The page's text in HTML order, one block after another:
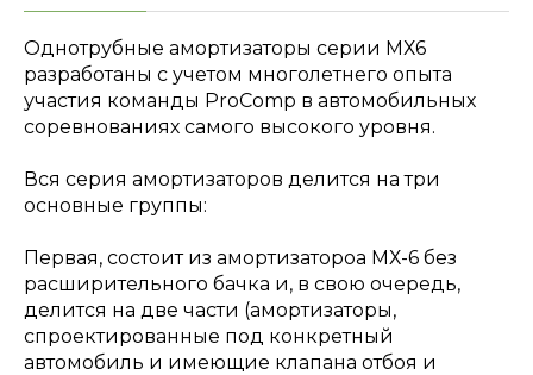
Однотрубные амортизаторы серии МХ6
разработаны с учетом многолетнего опыта
участия команды ProComp в автомобильных
соревнованиях самого высокого уровня.
Вся серия амортизаторов делится на три
основные группы:
Первая, состоит из амортизатороа МХ-6 без
расширительного бачка и, в свою очередь,
делится на две части (амортизаторы,
спроектированные под конкретный
автомобиль и имеющие клапана отбоя и